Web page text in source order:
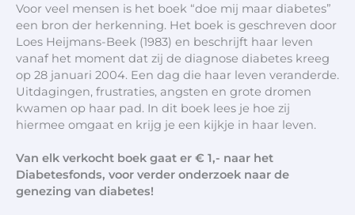
Voor veel mensen is het boek “doe mij maar diabetes”
een bron der herkenning. Het boek is geschreven door
Loes Heijmans-Beek (1983) en beschrijft haar leven
vanaf het moment dat zij de diagnose diabetes kreeg
op 28 januari 2004. Een dag die haar leven veranderde.
Uitdagingen, frustraties, angsten en grote dromen
kwamen op haar pad. In dit boek lees je hoe zij
hiermee omgaat en krijg je een kijkje in haar leven.
Van elk verkocht boek gaat er € 1,- naar het
Diabetesfonds, voor verder onderzoek naar de
genezing van diabetes!